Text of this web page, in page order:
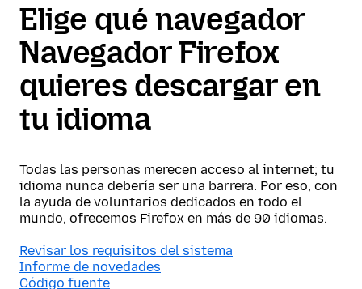
Elige qué navegador
Navegador Firefox
quieres descargar en
tu idioma
Todas las personas merecen acceso al internet; tu
idioma nunca debería ser una barrera. Por eso, con
la ayuda de voluntarios dedicados en todo el
mundo, ofrecemos Firefox en más de 90 idiomas.
Revisar los requisitos del sistema
Informe de novedades
Código fuente